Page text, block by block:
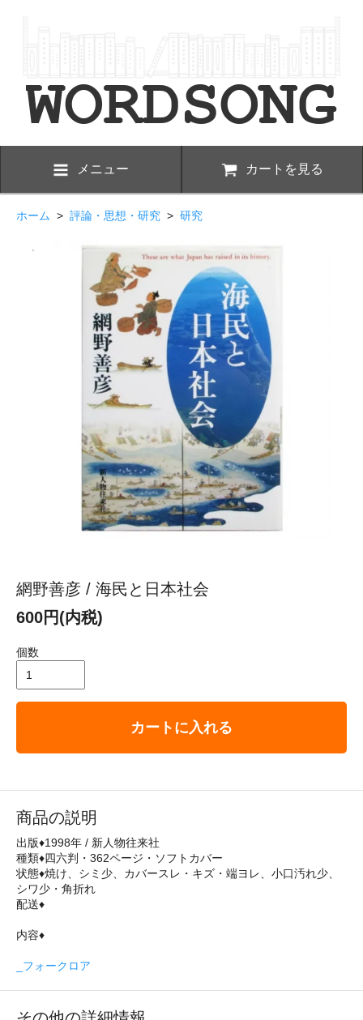
メニュー カートを見る
ホーム > 評論・思想・研究 > 研究
網野善彦 / 海民と日本社会
600円(内税)
個数
カートに入れる
商品の説明
出版♦1998年 / 新人物往来社
種類♦四六判・362ページ・ソフトカバー
状態♦焼け、シミ少、カバースレ・キズ・端ヨレ、小口汚れ少、
シワ少・角折れ
配送♦
内容♦
_フォークロア